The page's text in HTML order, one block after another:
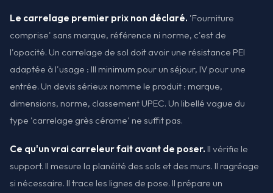
Le carrelage premier prix non déclaré. 'Fourniture
comprise' sans marque, référence ni norme, c'est de
l'opacité. Un carrelage de sol doit avoir une résistance PEI
adaptée à l'usage : III minimum pour un séjour, IV pour une
entrée. Un devis sérieux nomme le produit : marque,
dimensions, norme, classement UPEC. Un libellé vague du
type 'carrelage grès cérame' ne suffit pas.
Ce qu'un vrai carreleur fait avant de poser. Il vérifie le
support. Il mesure la planéité des sols et des murs. Il ragréage
si nécessaire. Il trace les lignes de pose. Il prépare un